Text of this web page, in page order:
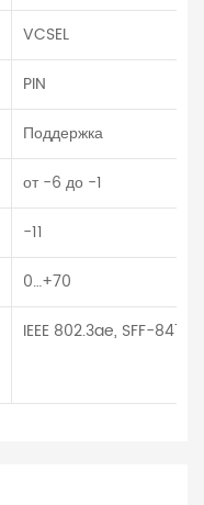
VCSEL
PIN
Поддержка
от -6 до -1
-11
0…+70
IEEE 802.3ae, SFF-